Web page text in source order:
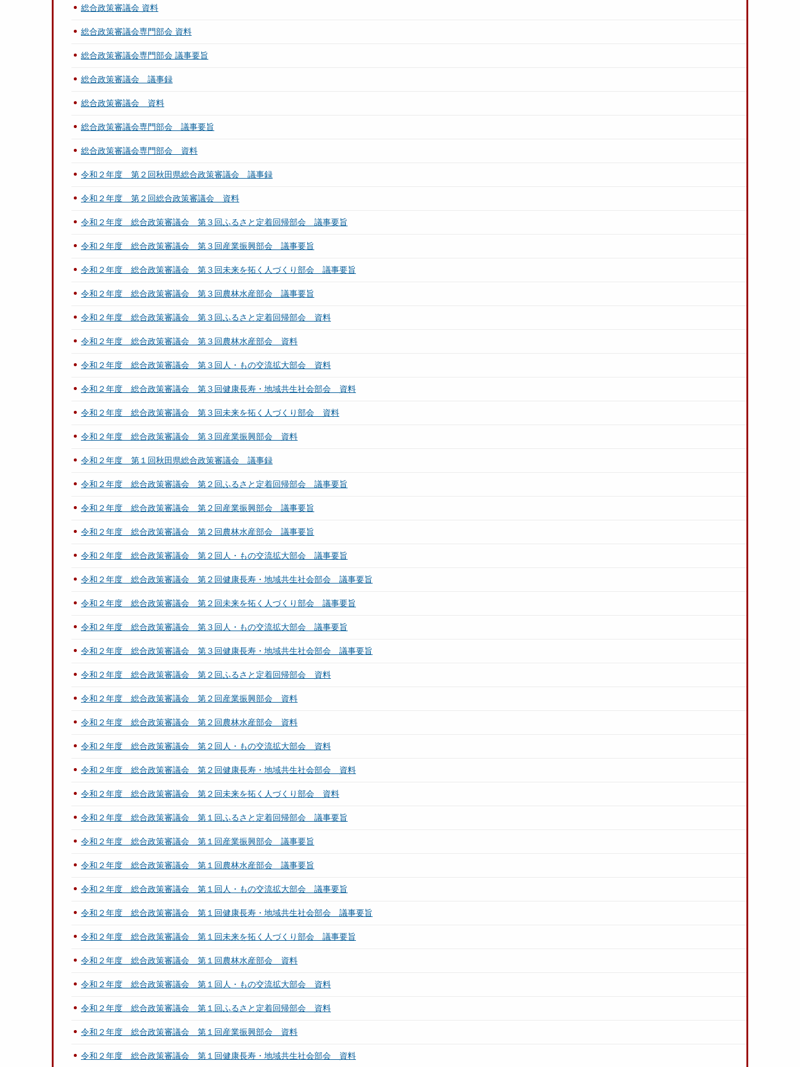
総合政策審議会 資料
総合政策審議会専門部会 資料
総合政策審議会専門部会 議事要旨
総合政策審議会 議事録
総合政策審議会 資料
総合政策審議会専門部会 議事要旨
総合政策審議会専門部会 資料
令和２年度 第２回秋田県総合政策審議会 議事録
令和２年度 第２回総合政策審議会 資料
令和２年度 総合政策審議会 第３回ふるさと定着回帰部会 議事要旨
令和２年度 総合政策審議会 第３回産業振興部会 議事要旨
令和２年度 総合政策審議会 第３回未来を拓く人づくり部会 議事要旨
令和２年度 総合政策審議会 第３回農林水産部会 議事要旨
令和２年度 総合政策審議会 第３回ふるさと定着回帰部会 資料
令和２年度 総合政策審議会 第３回農林水産部会 資料
令和２年度 総合政策審議会 第３回人・もの交流拡大部会 資料
令和２年度 総合政策審議会 第３回健康長寿・地域共生社会部会 資料
令和２年度 総合政策審議会 第３回未来を拓く人づくり部会 資料
令和２年度 総合政策審議会 第３回産業振興部会 資料
令和２年度 第１回秋田県総合政策審議会 議事録
令和２年度 総合政策審議会 第２回ふるさと定着回帰部会 議事要旨
令和２年度 総合政策審議会 第２回産業振興部会 議事要旨
令和２年度 総合政策審議会 第２回農林水産部会 議事要旨
令和２年度 総合政策審議会 第２回人・もの交流拡大部会 議事要旨
令和２年度 総合政策審議会 第２回健康長寿・地域共生社会部会 議事要旨
令和２年度 総合政策審議会 第２回未来を拓く人づくり部会 議事要旨
令和２年度 総合政策審議会 第３回人・もの交流拡大部会 議事要旨
令和２年度 総合政策審議会 第３回健康長寿・地域共生社会部会 議事要旨
令和２年度 総合政策審議会 第２回ふるさと定着回帰部会 資料
令和２年度 総合政策審議会 第２回産業振興部会 資料
令和２年度 総合政策審議会 第２回農林水産部会 資料
令和２年度 総合政策審議会 第２回人・もの交流拡大部会 資料
令和２年度 総合政策審議会 第２回健康長寿・地域共生社会部会 資料
令和２年度 総合政策審議会 第２回未来を拓く人づくり部会 資料
令和２年度 総合政策審議会 第１回ふるさと定着回帰部会 議事要旨
令和２年度 総合政策審議会 第１回産業振興部会 議事要旨
令和２年度 総合政策審議会 第１回農林水産部会 議事要旨
令和２年度 総合政策審議会 第１回人・もの交流拡大部会 議事要旨
令和２年度 総合政策審議会 第１回健康長寿・地域共生社会部会 議事要旨
令和２年度 総合政策審議会 第１回未来を拓く人づくり部会 議事要旨
令和２年度 総合政策審議会 第１回農林水産部会 資料
令和２年度 総合政策審議会 第１回人・もの交流拡大部会 資料
令和２年度 総合政策審議会 第１回ふるさと定着回帰部会 資料
令和２年度 総合政策審議会 第１回産業振興部会 資料
令和２年度 総合政策審議会 第１回健康長寿・地域共生社会部会 資料